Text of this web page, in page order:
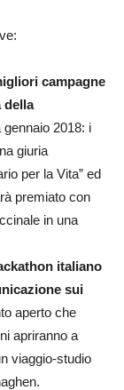
campagne
della
2018: i
giuria
per la Vita” ed
premiato con
in una
italiano
sui
aperto che
apriranno a
viaggio-studio